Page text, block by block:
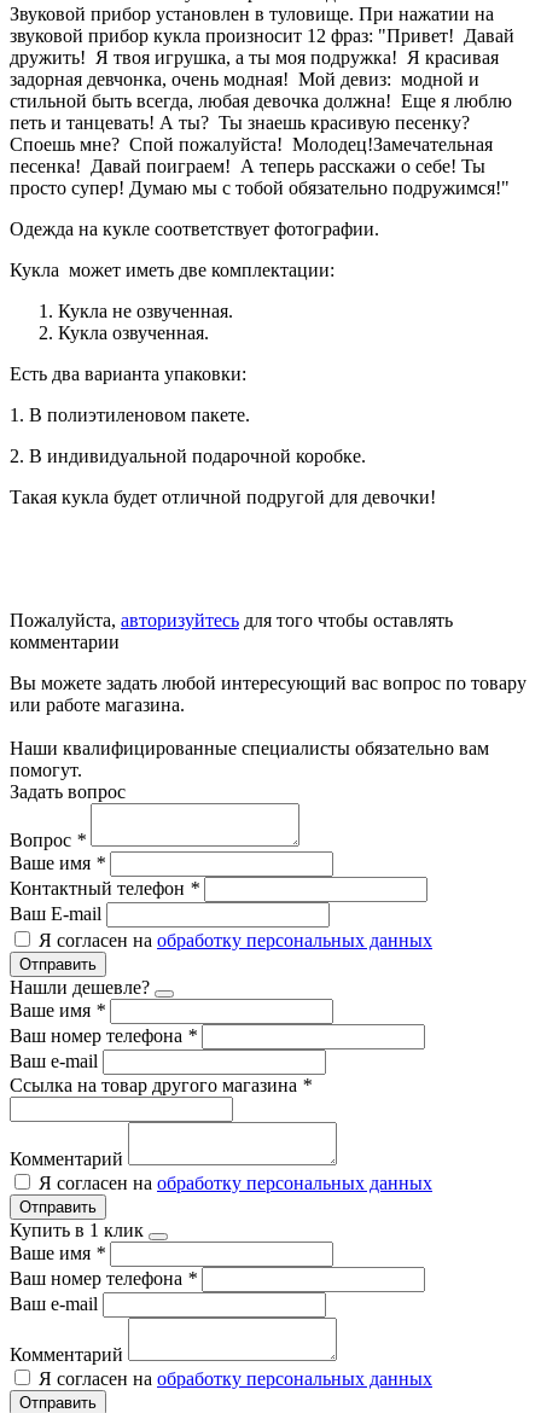
Звуковой прибор установлен в туловище. При нажатии на
звуковой прибор кукла произносит 12 фраз: "Привет! Давай
дружить! Я твоя игрушка, а ты моя подружка! Я красивая
задорная девчонка, очень модная! Мой девиз: модной и
стильной быть всегда, любая девочка должна! Еще я люблю
петь и танцевать! А ты? Ты знаешь красивую песенку?
Споешь мне? Спой пожалуйста! Молодец!Замечательная
песенка! Давай поиграем! А теперь расскажи о себе! Ты
просто супер! Думаю мы с тобой обязательно подружимся!"
Одежда на кукле соответствует фотографии.
Кукла может иметь две комплектации:
Кукла не озвученная.
Кукла озвученная.
Есть два варианта упаковки:
1. В полиэтиленовом пакете.
2. В индивидуальной подарочной коробке.
Такая кукла будет отличной подругой для девочки!
Пожалуйста, авторизуйтесь для того чтобы оставлять
комментарии
Вы можете задать любой интересующий вас вопрос по товару
или работе магазина.
Наши квалифицированные специалисты обязательно вам
помогут.
Задать вопрос
Вопрос *
Ваше имя *
Контактный телефон *
Ваш E-mail
Я согласен на обработку персональных данных
Отправить
Нашли дешевле?
Ваше имя *
Ваш номер телефона *
Ваш e-mail
Ссылка на товар другого магазина *
Комментарий
Я согласен на обработку персональных данных
Отправить
Купить в 1 клик
Ваше имя *
Ваш номер телефона *
Ваш e-mail
Комментарий
Я согласен на обработку персональных данных
Отправить